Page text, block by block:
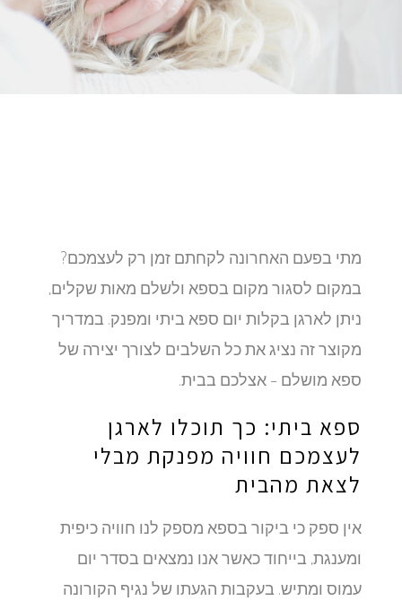
מתי בפעם האחרונה לקחתם זמן רק לעצמכם?
במקום לסגור מקום בספא ולשלם מאות שקלים,
ניתן לארגן בקלות יום ספא ביתי ומפנק. במדריך
מקוצר זה נציג את כל השלבים לצורך יצירה של
ספא מושלם – אצלכם בבית.
ספא ביתי: כך תוכלו לארגן
לעצמכם חוויה מפנקת מבלי
לצאת מהבית
אין ספק כי ביקור בספא מספק לנו חוויה כיפית
ומענגת, בייחוד כאשר אנו נמצאים בסדר יום
עמוס ומתיש. בעקבות הגעתו של נגיף הקורונה